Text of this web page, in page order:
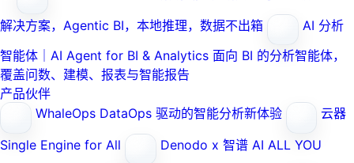
解决方案，Agentic BI，本地推理，数据不出箱
AI 分析
智能体｜AI Agent for BI & Analytics 面向 BI 的分析智能体，
覆盖问数、建模、报表与智能报告
产品伙伴
WhaleOps DataOps 驱动的智能分析新体验
云器
Single Engine for All
Denodo x 智谱 AI ALL YOU